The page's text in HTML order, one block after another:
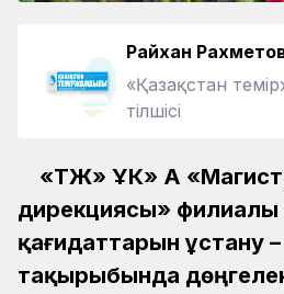
Райхан
«Қазақстан
тілшісі
«ҚТЖ» ҰК» АҚ
дирекциясы» филиалы
қағидаттарын ұстану
тақырыбында дөңгелек